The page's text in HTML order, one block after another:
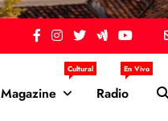
Magazine
Cultural
Radio
En Vivo